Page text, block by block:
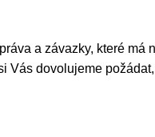
a závazky, které
Vás dovolujeme